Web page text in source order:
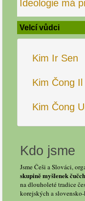
Ideologie má
Velcí vůdci
Kim Ir Sen
Kim Čong Il
Kim Čong
Kdo jsme
Jsme Češi a Slováci,
skupině myšlenek
na dlouholeté tradice
korejských a